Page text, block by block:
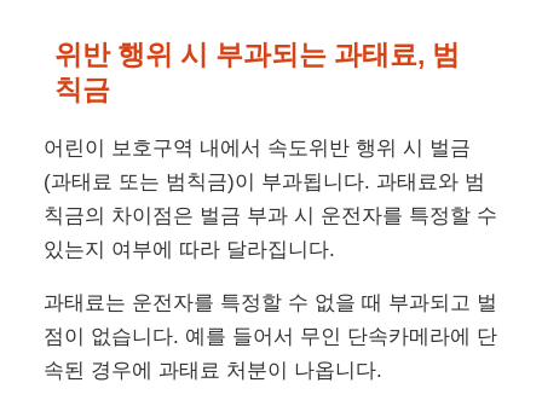
위반 행위 시 부과되는 과태료, 범
칙금
어린이 보호구역 내에서 속도위반 행위 시 벌금
(과태료 또는 범칙금)이 부과됩니다. 과태료와 범
칙금의 차이점은 벌금 부과 시 운전자를 특정할 수
있는지 여부에 따라 달라집니다.
과태료는 운전자를 특정할 수 없을 때 부과되고 벌
점이 없습니다. 예를 들어서 무인 단속카메라에 단
속된 경우에 과태료 처분이 나옵니다.